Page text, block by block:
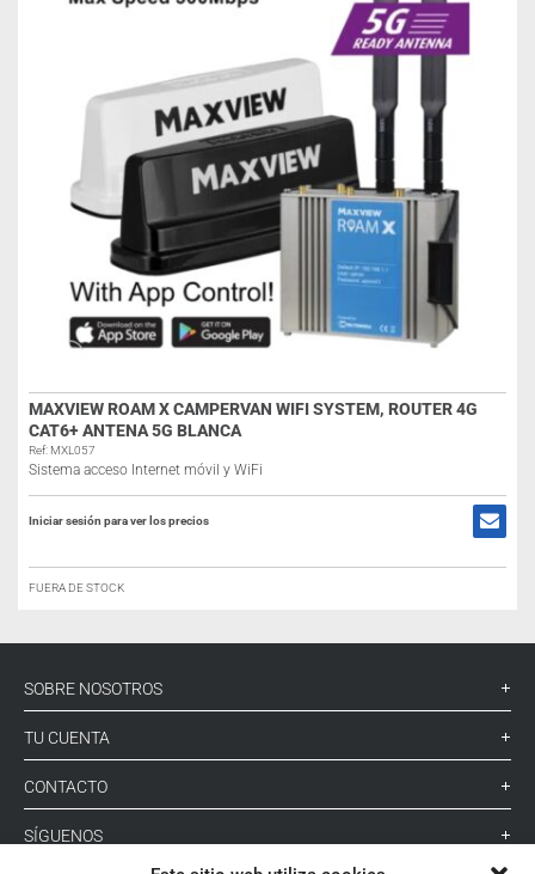
MAXVIEW ROAM X CAMPERVAN WIFI SYSTEM, ROUTER 4G
CAT6+ ANTENA 5G BLANCA
Ref: MXL057
Sistema acceso Internet móvil y WiFi
Iniciar sesión para ver los precios
FUERA DE STOCK
SOBRE NOSOTROS
TU CUENTA
CONTACTO
SÍGUENOS